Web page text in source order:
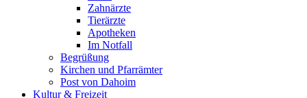
Zahnärzte
Tierärzte
Apotheken
Im Notfall
Begrüßung
Kirchen und Pfarrämter
Post von Dahoim
Kultur & Freizeit